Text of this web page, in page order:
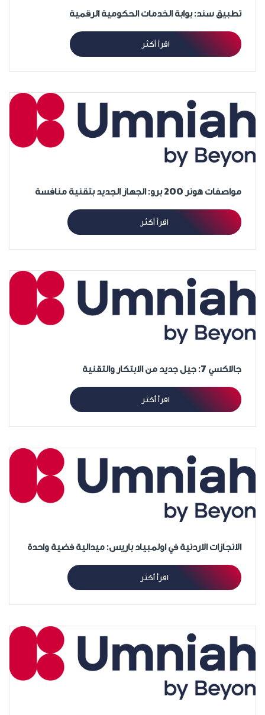
تطبيق سند: بوابة الخدمات الحكومية الرقمية
اقرأ أكثر
مواصفات هونر 200 برو: الجهاز الجديد بتقنية منافسة
اقرأ أكثر
جالاكسي 7: جيل جديد من الابتكار والتقنية
اقرأ أكثر
الانجازات الاردنية في اولمبياد باريس: ميدالية فضية واحدة
اقرأ أكثر